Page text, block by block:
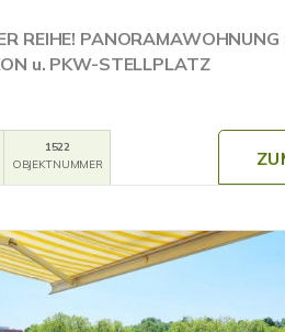
REIHE!
u. PKW-STELLPLATZ
1522
OBJEKTNUMMER